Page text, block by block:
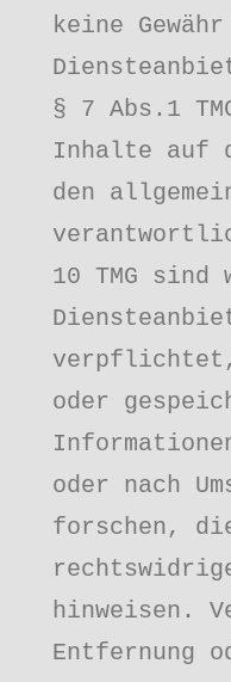
keine
§ 7 Abs.1
Inhalte auf
den
10 TMG
oder
oder nach
forschen,
hinweisen.
Entfernung